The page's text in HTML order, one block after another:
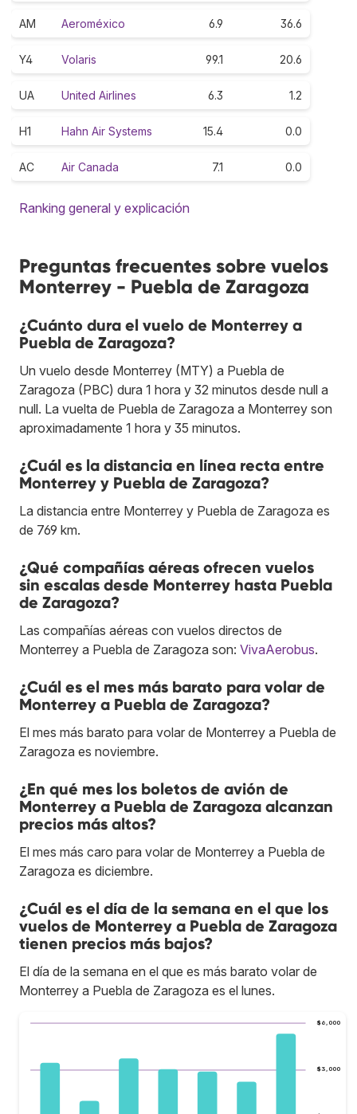
AM Aeroméxico 6.9 36.6
Y4 Volaris 99.1 20.6
UA United Airlines 6.3 1.2
H1 Hahn Air Systems 15.4 0.0
AC Air Canada 7.1 0.0
Ranking general y explicación
Preguntas frecuentes sobre vuelos
Monterrey - Puebla de Zaragoza
¿Cuánto dura el vuelo de Monterrey a
Puebla de Zaragoza?
Un vuelo desde Monterrey (MTY) a Puebla de
Zaragoza (PBC) dura 1 hora y 32 minutos desde null a
null. La vuelta de Puebla de Zaragoza a Monterrey son
aproximadamente 1 hora y 35 minutos.
¿Cuál es la distancia en línea recta entre
Monterrey y Puebla de Zaragoza?
La distancia entre Monterrey y Puebla de Zaragoza es
de 769 km.
¿Qué compañías aéreas ofrecen vuelos
sin escalas desde Monterrey hasta Puebla
de Zaragoza?
Las compañías aéreas con vuelos directos de
Monterrey a Puebla de Zaragoza son: VivaAerobus.
¿Cuál es el mes más barato para volar de
Monterrey a Puebla de Zaragoza?
El mes más barato para volar de Monterrey a Puebla de
Zaragoza es noviembre.
¿En qué mes los boletos de avión de
Monterrey a Puebla de Zaragoza alcanzan
precios más altos?
El mes más caro para volar de Monterrey a Puebla de
Zaragoza es diciembre.
¿Cuál es el día de la semana en el que los
vuelos de Monterrey a Puebla de Zaragoza
tienen precios más bajos?
El día de la semana en el que es más barato volar de
Monterrey a Puebla de Zaragoza es el lunes.
$3,000
$6,000